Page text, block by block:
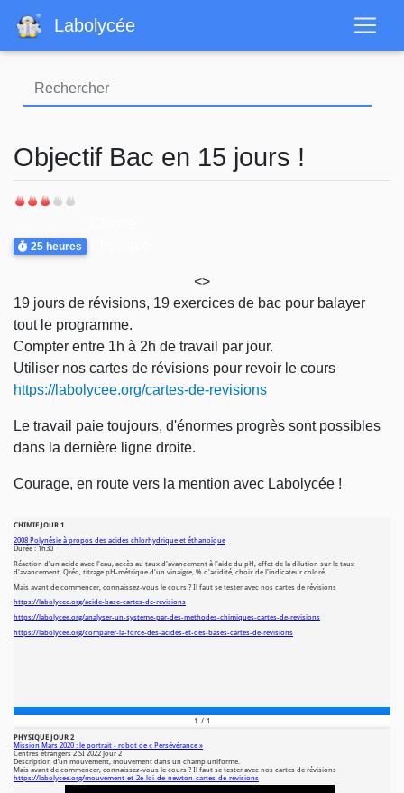
contenu
Labolycée
Objectif Bac en 15 jours !
Difficulté
Durée
25 heures
<>
19 jours de révisions, 19 exercices de bac pour balayer
tout le programme.
Compter entre 1h à 2h de travail par jour.
Utiliser nos cartes de révisions pour revoir le cours
https://labolycee.org/cartes-de-revisions
Le travail paie toujours, d'énormes progrès sont possibles
dans la dernière ligne droite.
Courage, en route vers la mention avec Labolycée !
Questions